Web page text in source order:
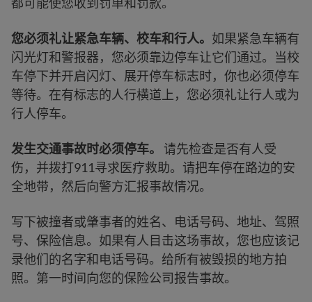
您必须礼让紧急车辆、校车和行人。 如果紧急车辆有
闪光灯和警报器，您必须靠边停车让它们通过。当校
车停下并开启闪灯、展开停车标志时，你也必须停车
等待。在有标志的人行横道上，您必须礼让行人或为
行人停车。
发生交通事故时必须停车。
请先检查是否有人受
伤，并拨打911寻求医疗救助。请把车停在路边的安
全地带，然后向警方汇报事故情况。
写下被撞者或肇事者的姓名、电话号码、地址、驾照
号、保险信息。如果有人目击这场事故，您也应该记
录他们的名字和电话号码。给所有被毁损的地方拍
照。第一时间向您的保险公司报告事故。